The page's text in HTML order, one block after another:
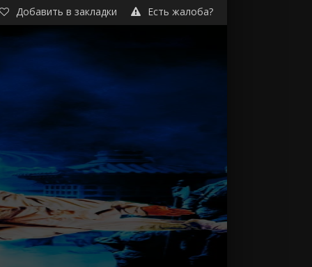
Добавить в закладки Есть жалоба?